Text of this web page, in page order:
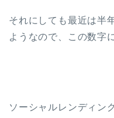
それにしても最近は半
ようなので、この数
ソーシャルレンディン